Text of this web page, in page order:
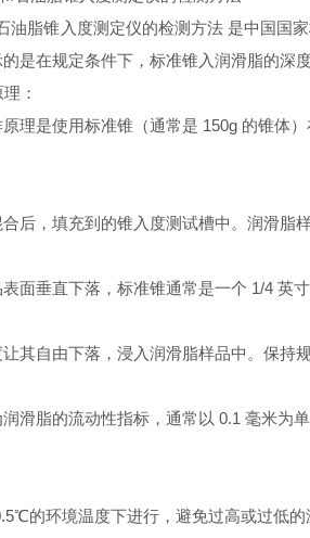
油脂锥入度测定仪的检测方法 是中国国
是在规定条件下，标准锥入润滑脂的深
：
理是使用标准锥（通常是 150g 的锥体
后，填充到的锥入度测试槽中。润滑脂
面垂直下落，标准锥通常是一个 1/4 英
其自由下落，浸入润滑脂样品中。保持
滑脂的流动性指标，通常以 0.1 毫米为
的环境温度下进行，避免过高或过低的